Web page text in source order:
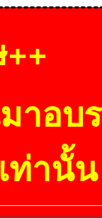
++
าอบ
ท่านั้น